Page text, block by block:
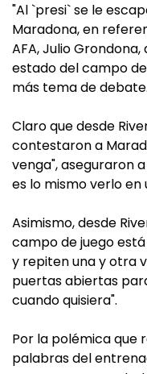
"Al `presi` se le
Maradona, en
AFA, Julio
estado del campo
más tema de debate.
Claro que desde
contestaron a
venga", aseguraron
es lo mismo verlo en
Asimismo, desde
campo de juego
y repiten una y otra
puertas abiertas
cuando quisiera".
Por la polémica que
palabras del